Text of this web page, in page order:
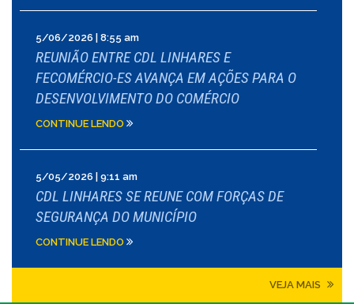
5/06/2026 | 8:55 am
REUNIÃO ENTRE CDL LINHARES E
FECOMÉRCIO-ES AVANÇA EM AÇÕES PARA O
DESENVOLVIMENTO DO COMÉRCIO
CONTINUE LENDO
5/05/2026 | 9:11 am
CDL LINHARES SE REUNE COM FORÇAS DE
SEGURANÇA DO MUNICÍPIO
CONTINUE LENDO
VEJA MAIS